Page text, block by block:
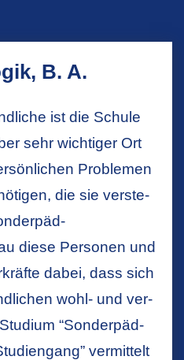
B. A.
ist die Schu­le
sehr wich­ti­ger Ort
Pro­ble­men
die sie ver­ste­
diese Per­so­nen und
dabei, dass sich
wohl- und ver­
“Son­der­päd­
ver­mit­telt